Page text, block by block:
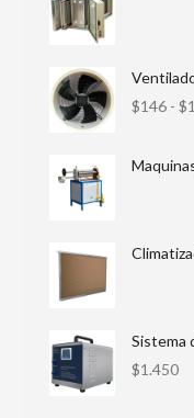
$146 - $
Sistema
$1.450